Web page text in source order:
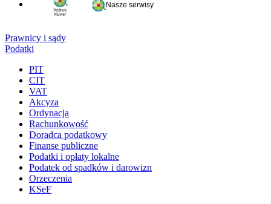
Nasze serwisy
Prawnicy i sądy
Podatki
PIT
CIT
VAT
Akcyza
Ordynacja
Rachunkowość
Doradca podatkowy
Finanse publiczne
Podatki i opłaty lokalne
Podatek od spadków i darowizn
Orzeczenia
KSeF